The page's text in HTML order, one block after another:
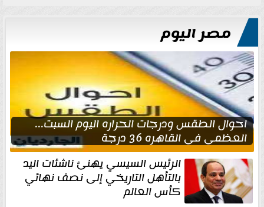
مصر اليوم
احوال الطقس ودرجات الحراره اليوم السبت...
العظمى في القاهره 36 درجة
الرئيس السيسي يهنئ ناشئات اليد
بالتأهل التاريخي إلى نصف نهائي
كأس العالم